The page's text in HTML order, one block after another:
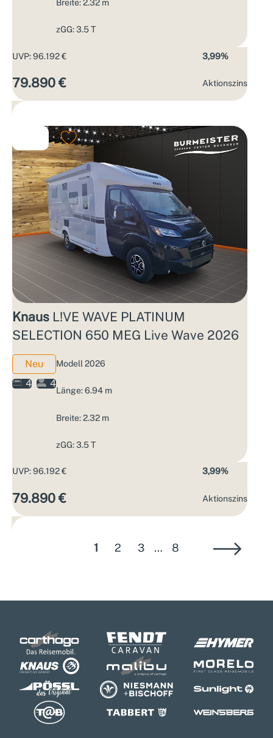
Breite: 2.32 m
zGG: 3.5 T
UVP: 96.192 €
79.890 €
3,99%
Aktions­zins
Knaus L!VE WAVE PLATINUM
SELECTION 650 MEG Live Wave 2026
Neu
4
4
Modell 2026
Länge: 6.94 m
Breite: 2.32 m
zGG: 3.5 T
UVP: 96.192 €
79.890 €
3,99%
Aktions­zins
1 2 3 … 8